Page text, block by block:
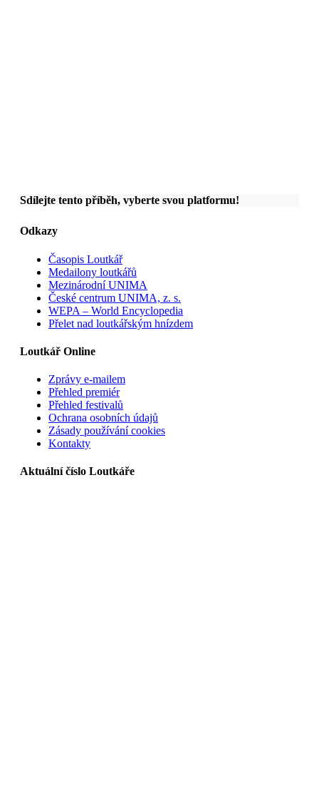
Sdílejte tento příběh, vyberte svou platformu!
Odkazy
Časopis Loutkář
Medailony loutkářů
Mezinárodní UNIMA
České centrum UNIMA, z. s.
WEPA – World Encyclopedia
Přelet nad loutkářským hnízdem
Loutkář Online
Zprávy e-mailem
Přehled premiér
Přehled festivalů
Ochrana osobních údajů
Zásady používání cookies
Kontakty
Aktuální číslo Loutkáře